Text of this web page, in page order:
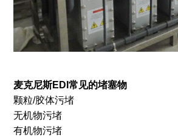
麦克尼斯EDI常见的堵塞物
颗粒/胶体污堵
无机物污堵
有机物污堵